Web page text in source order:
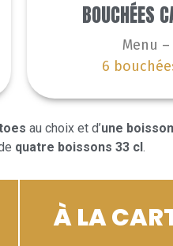
BOUCHÉES
Menu
6
au choix et d’une
quatre boissons 33 cl.
À LA